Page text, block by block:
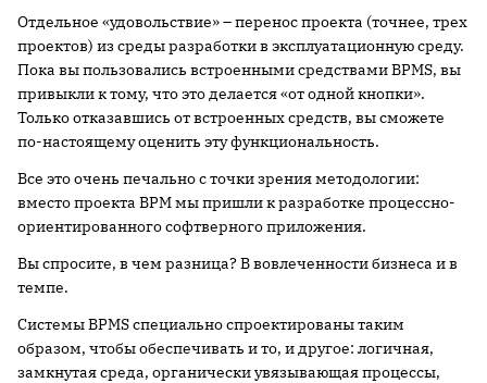
Отдельное «удовольствие» – перенос проекта (точнее, трех
проектов) из среды разработки в эксплуатационную среду.
Пока вы пользовались встроенными средствами BPMS, вы
привыкли к тому, что это делается «от одной кнопки».
Только отказавшись от встроенных средств, вы сможете
по-настоящему оценить эту функциональность.
Все это очень печально с точки зрения методологии:
вместо проекта BPM мы пришли к разработке процессно-
ориентированного софтверного приложения.
Вы спросите, в чем разница? В вовлеченности бизнеса и в
темпе.
Системы BPMS специально спроектированы таким
образом, чтобы обеспечивать и то, и другое: логичная,
замкнутая среда, органически увязывающая процессы,